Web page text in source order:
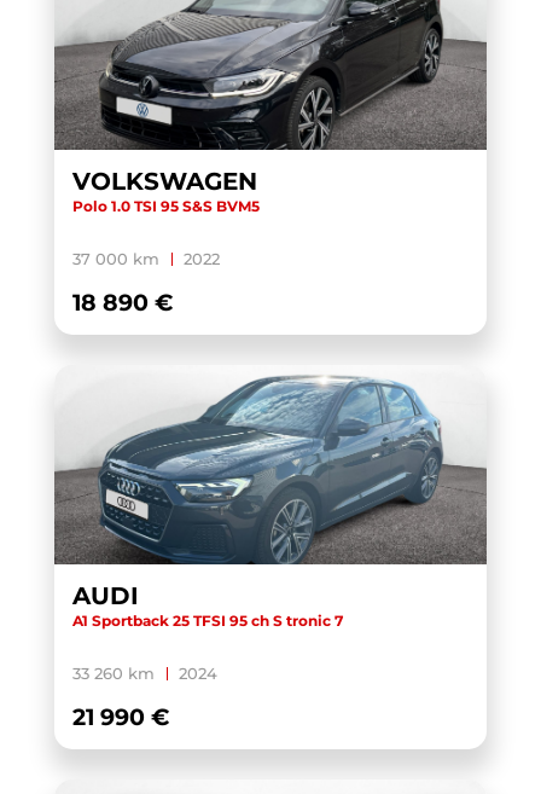
VOLKSWAGEN
Polo 1.0 TSI 95 S&S BVM5
37 000 km 2022
18 890 €
AUDI
A1 Sportback 25 TFSI 95 ch S tronic 7
33 260 km 2024
21 990 €